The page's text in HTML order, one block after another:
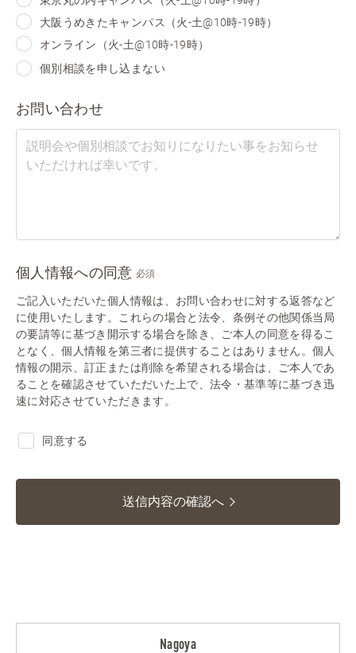
大阪うめきたキャンパス（火-土@10時-19時）
オンライン（火-土@10時-19時）
個別相談を申し込まない
お問い合わせ
個人情報への同意 必須
ご記入いただいた個人情報は、お問い合わせに対する返答など
に使用いたします。これらの場合と法令、条例その他関係当局
の要請等に基づき開示する場合を除き、ご本人の同意を得るこ
となく、個人情報を第三者に提供することはありません。個人
情報の開示、訂正または削除を希望される場合は、ご本人であ
ることを確認させていただいた上で、法令・基準等に基づき迅
速に対応させていただきます。
同意する
送信内容の確認へ
Nagoya